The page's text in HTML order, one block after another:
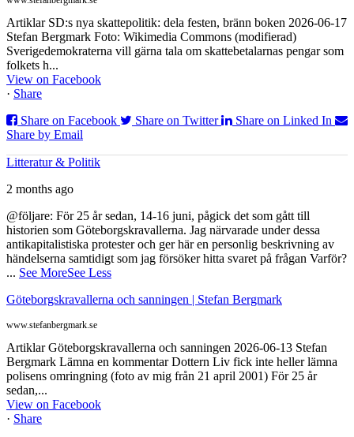
Artiklar SD:s nya skattepolitik: dela festen, bränn boken 2026-06-17
Stefan Bergmark Foto: Wikimedia Commons (modifierad)
Sverigedemokraterna vill gärna tala om skattebetalarnas pengar som
folkets h...
View on Facebook
· Share
Share on Facebook
Share on Twitter
Share on Linked In
Share by Email
Litteratur & Politik
2 months ago
@följare: För 25 år sedan, 14-16 juni, pågick det som gått till
historien som Göteborgskravallerna. Jag närvarade under dessa
antikapitalistiska protester och ger här en personlig beskrivning av
händelserna samtidigt som jag försöker hitta svaret på frågan Varför?
... See MoreSee Less
Göteborgskravallerna och sanningen | Stefan Bergmark
www.stefanbergmark.se
Artiklar Göteborgskravallerna och sanningen 2026-06-13 Stefan
Bergmark Lämna en kommentar Dottern Liv fick inte heller lämna
polisens omringning (foto av mig från 21 april 2001) För 25 år
sedan,...
View on Facebook
· Share